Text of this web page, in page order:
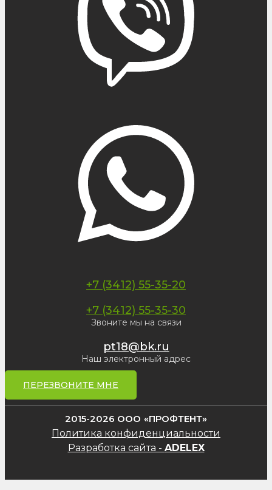
+7 (3412) 55-35-20
+7 (3412) 55-35-30
Звоните мы на связи
pt18@bk.ru
Наш электронный адрес
ПЕРЕЗВОНИТЕ МНЕ
2015-2026 ООО «ПРОФТЕНТ»
Политика конфиденциальности
Разработка сайта - ADELEX